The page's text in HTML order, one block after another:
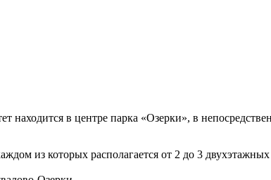
в центре парка «Озерки», в
из которых располагается от 2 до 3